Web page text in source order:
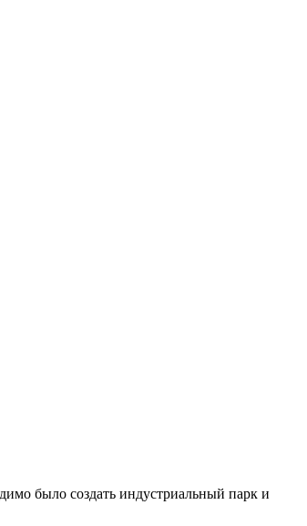
было создать индустриальный парк и